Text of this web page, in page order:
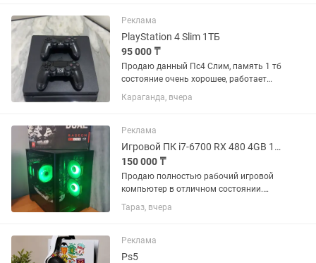
современных...
Реклама
PlayStation 4 Slim 1ТБ
95 000 ₸
Продаю данный Пс4 Слим, память 1 тб
состояние очень хорошее, работает
идеально не сильно греется не сильно
шумит, первый хозяин, продаю потому
приставка 2...
Караганда, вчера
Реклама
Игровой ПК i7-6700 RX 480 4GB 16GB DDR4 SSD ARGB-подсветка
150 000 ₸
Продаю полностью рабочий игровой
компьютер в отличном состоянии.
Собран в современном корпусе с
закалённым стеклом и красивой ARGB-
комплекте). Отлично подойдёт для
игр,...
Тараз, вчера
Реклама
Ps5